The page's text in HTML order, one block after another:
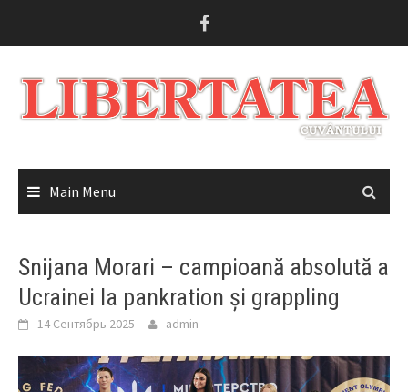
Main Menu
Snijana Morari – campioană absolută a
Ucrainei la pankration și grappling
14 Сентябрь 2025 admin